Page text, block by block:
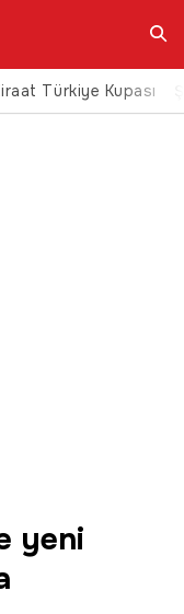
Ara
Türkiye Kupası
yeni